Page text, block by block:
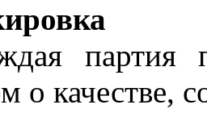
партия
о качестве,